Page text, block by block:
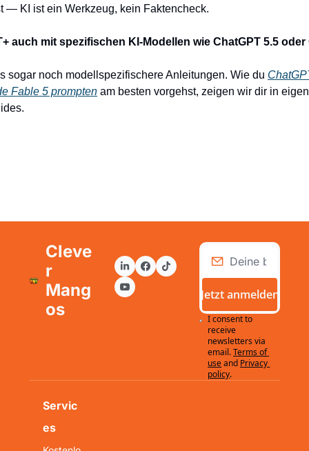
— KI ist ein Werkzeug, kein Faktencheck.
auch mit spezifischen KI-Modellen wie ChatGPT 5.5 oder
sogar noch modellspezifischere Anleitungen. Wie du
Fable 5 prompten am besten vorgehst, zeigen wir dir in
Cleve
r
Mang
os
Jetzt anmelden
I consent to
receive
newsletters via
email.Terms of
useand Privacy
policy.
Servic
es